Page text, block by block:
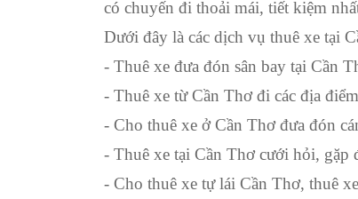
có chuyến đi thoải mái, tiết kiệm
Dưới đây là các dịch vụ thuê xe tại
- Thuê xe đưa đón sân bay tại Cần
- Thuê xe từ Cần Thơ đi các địa
- Cho thuê xe ở Cần Thơ đưa đón
- Thuê xe tại Cần Thơ cưới hỏi,
- Cho thuê xe tự lái Cần Thơ, thuê